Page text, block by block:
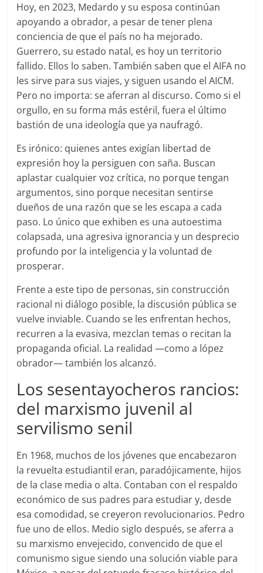
Hoy, en 2023, Medardo y su esposa continúan
apoyando a obrador, a pesar de tener plena
conciencia de que el país no ha mejorado.
Guerrero, su estado natal, es hoy un territorio
fallido. Ellos lo saben. También saben que el AIFA no
les sirve para sus viajes, y siguen usando el AICM.
Pero no importa: se aferran al discurso. Como si el
orgullo, en su forma más estéril, fuera el último
bastión de una ideología que ya naufragó.
Es irónico: quienes antes exigían libertad de
expresión hoy la persiguen con saña. Buscan
aplastar cualquier voz crítica, no porque tengan
argumentos, sino porque necesitan sentirse
dueños de una razón que se les escapa a cada
paso. Lo único que exhiben es una autoestima
colapsada, una agresiva ignorancia y un desprecio
profundo por la inteligencia y la voluntad de
prosperar.
Frente a este tipo de personas, sin construcción
racional ni diálogo posible, la discusión pública se
vuelve inviable. Cuando se les enfrentan hechos,
recurren a la evasiva, mezclan temas o recitan la
propaganda oficial. La realidad —como a lópez
obrador— también los alcanzó.
Los sesentayocheros rancios:
del marxismo juvenil al
servilismo senil
En 1968, muchos de los jóvenes que encabezaron
la revuelta estudiantil eran, paradójicamente, hijos
de la clase media o alta. Contaban con el respaldo
económico de sus padres para estudiar y, desde
esa comodidad, se creyeron revolucionarios. Pedro
fue uno de ellos. Medio siglo después, se aferra a
su marxismo envejecido, convencido de que el
comunismo sigue siendo una solución viable para